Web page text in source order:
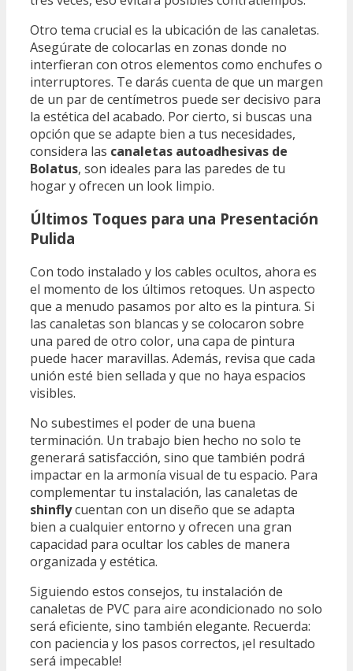
Otro tema crucial es la ubicación de las canaletas.
Asegúrate de colocarlas en zonas donde no
interfieran con otros elementos como enchufes o
interruptores. Te darás cuenta de que un margen
de un par de centímetros puede ser decisivo para
la estética del acabado. Por cierto, si buscas una
opción que se adapte bien a tus necesidades,
considera las canaletas autoadhesivas de
Bolatus, son ideales para las paredes de tu
hogar y ofrecen un look limpio.
Últimos Toques para una Presentación
Pulida
Con todo instalado y los cables ocultos, ahora es
el momento de los últimos retoques. Un aspecto
que a menudo pasamos por alto es la pintura. Si
las canaletas son blancas y se colocaron sobre
una pared de otro color, una capa de pintura
puede hacer maravillas. Además, revisa que cada
unión esté bien sellada y que no haya espacios
visibles.
No subestimes el poder de una buena
terminación. Un trabajo bien hecho no solo te
generará satisfacción, sino que también podrá
impactar en la armonía visual de tu espacio. Para
complementar tu instalación, las canaletas de
shinflycuentan con un diseño que se adapta
bien a cualquier entorno y ofrecen una gran
capacidad para ocultar los cables de manera
organizada y estética.
Siguiendo estos consejos, tu instalación de
canaletas de PVC para aire acondicionado no solo
será eficiente, sino también elegante. Recuerda:
con paciencia y los pasos correctos, ¡el resultado
será impecable!